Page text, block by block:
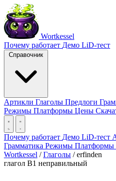
Wortkessel
Почему работает Демо LiD-тест
Справочник
Артикли Глаголы Предлоги
Режимы Платформы Цены
Почему работает Демо LiD-тест
Грамматика Режимы Платформы
Wortkessel / Глаголы / erfinden
глагол B1 неправильный